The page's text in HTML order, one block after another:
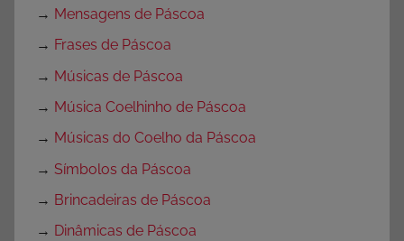
→ Mensagens de Páscoa
→ Frases de Páscoa
→ Músicas de Páscoa
→ Música Coelhinho de Páscoa
→ Músicas do Coelho da Páscoa
→ Símbolos da Páscoa
→ Brincadeiras de Páscoa
→ Dinâmicas de Páscoa